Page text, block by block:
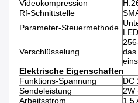
Videokompression
Rf-Schnittstelle
Parameter-Steuermethode
Verschlüsselung
das
Elektrische Eigenschaften
Funktions-Spannung
DC
Sendeleistung
2W
Arbeitsstrom
1,5